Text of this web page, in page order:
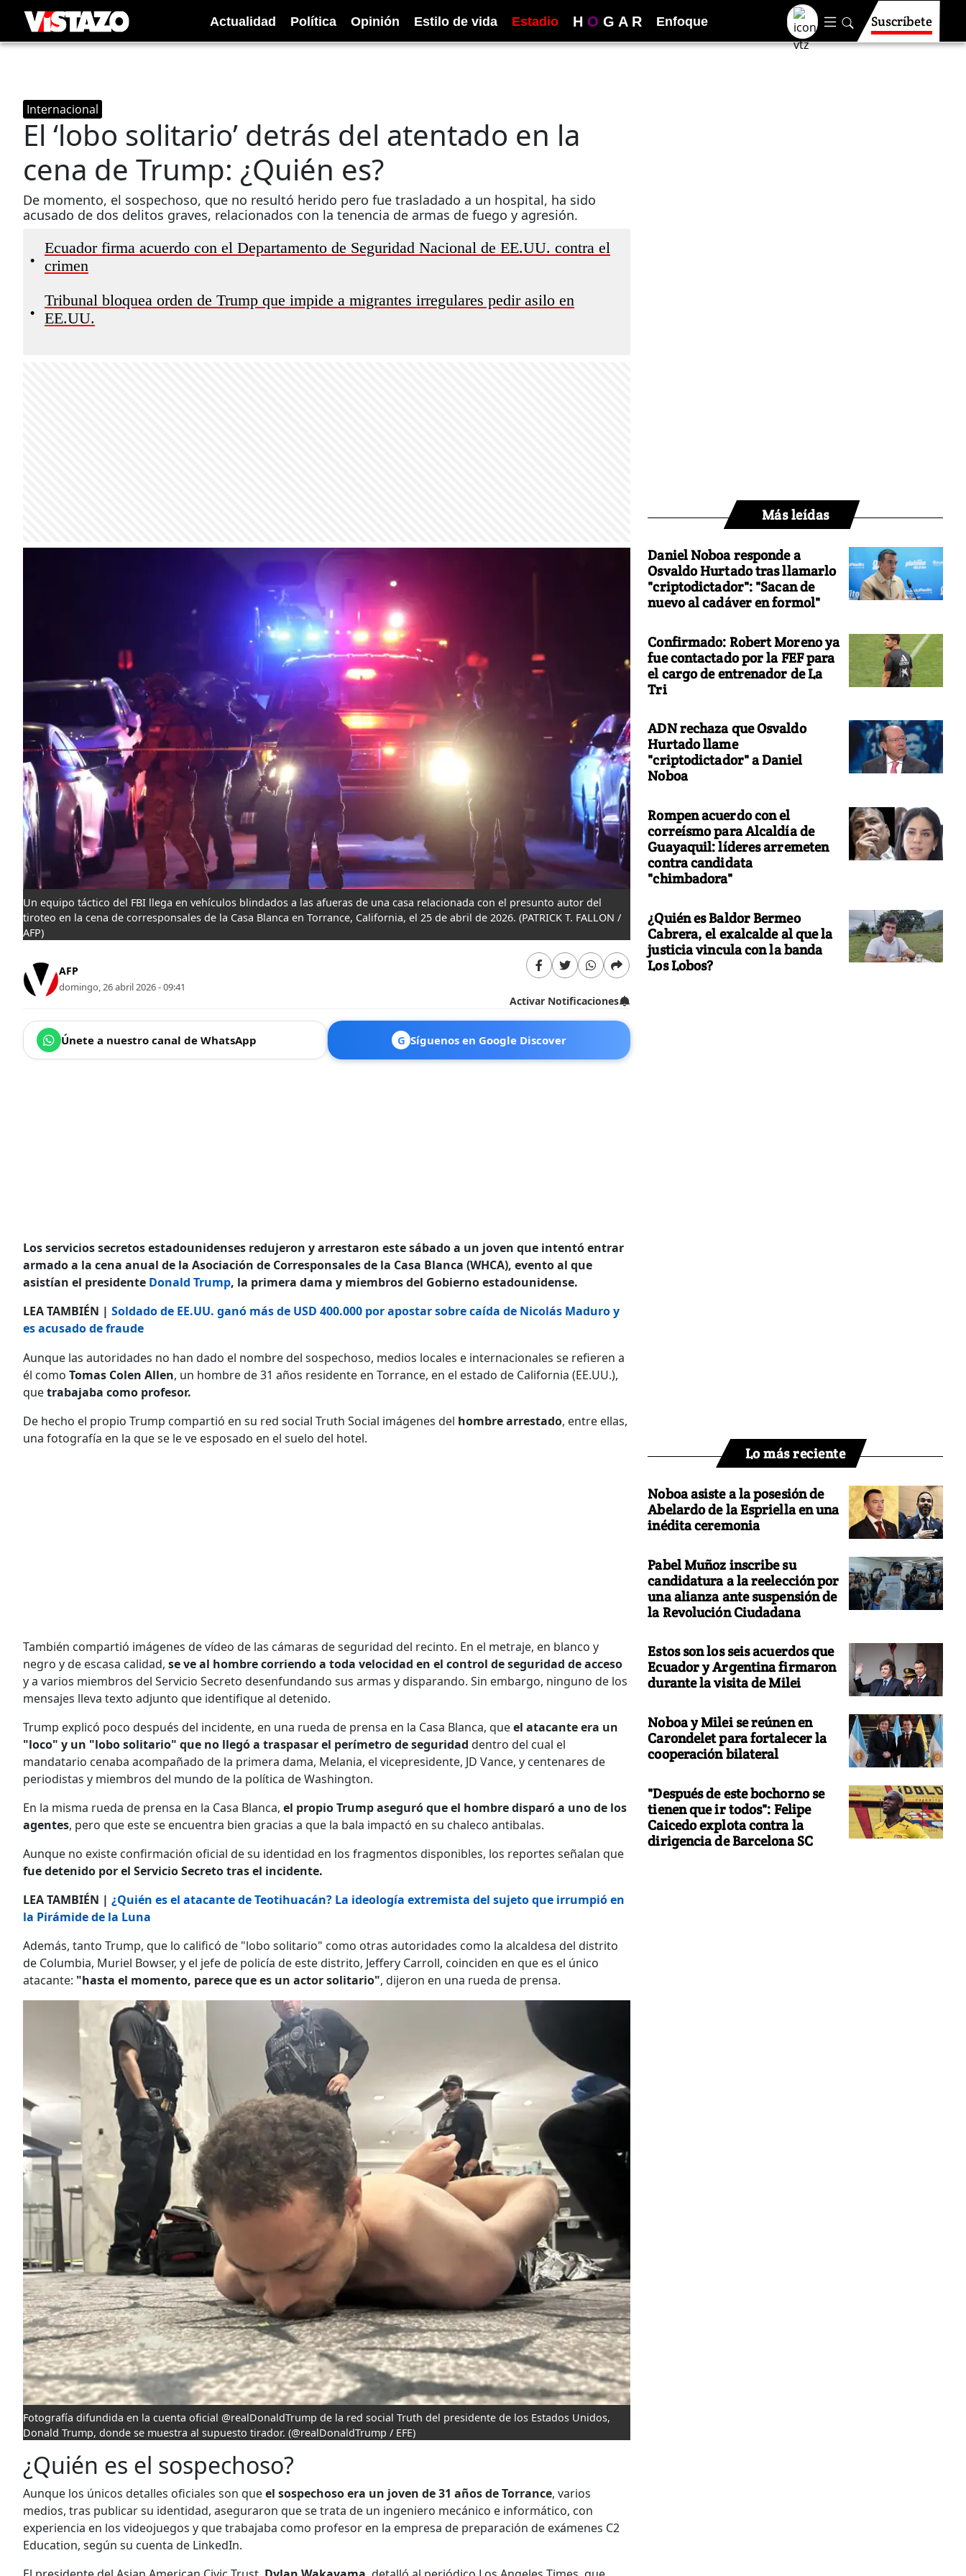
Actualidad Política Opinión Estilo de vida Estadio H O G A R Enfoque Suscríbete
Internacional
El ‘lobo solitario’ detrás del atentado en la
cena de Trump: ¿Quién es?
De momento, el sospechoso, que no resultó herido pero fue trasladado a un hospital, ha sido
acusado de dos delitos graves, relacionados con la tenencia de armas de fuego y agresión.
•
Ecuador firma acuerdo con el Departamento de Seguridad Nacional de EE.UU. contra el
crimen
•
Tribunal bloquea orden de Trump que impide a migrantes irregulares pedir asilo en
EE.UU.
Un equipo táctico del FBI llega en vehículos blindados a las afueras de una casa relacionada con el presunto autor del
tiroteo en la cena de corresponsales de la Casa Blanca en Torrance, California, el 25 de abril de 2026. (PATRICK T. FALLON /
AFP)
AFP
domingo, 26 abril 2026 - 09:41
Activar Notificaciones
Únete a nuestro canal de WhatsApp G Síguenos en Google Discover
Los servicios secretos estadounidenses redujeron y arrestaron este sábado a un joven que intentó entrar
armado a la cena anual de la Asociación de Corresponsales de la Casa Blanca (WHCA), evento al que
asistían el presidente Donald Trump, la primera dama y miembros del Gobierno estadounidense.
LEA TAMBIÉN | Soldado de EE.UU. ganó más de USD 400.000 por apostar sobre caída de Nicolás Maduro y
es acusado de fraude
Aunque las autoridades no han dado el nombre del sospechoso, medios locales e internacionales se refieren a
él como Tomas Colen Allen, un hombre de 31 años residente en Torrance, en el estado de California (EE.UU.),
quetrabajaba como profesor.
De hecho el propio Trump compartió en su red social Truth Social imágenes del hombre arrestado, entre ellas,
una fotografía en la que se le ve esposado en el suelo del hotel.
También compartió imágenes de vídeo de las cámaras de seguridad del recinto. En el metraje, en blanco y
negro y de escasa calidad, se ve al hombre corriendo a toda velocidad en el control de seguridad de acceso
y a varios miembros del Servicio Secreto desenfundando sus armas y disparando. Sin embargo, ninguno de los
mensajes lleva texto adjunto que identifique al detenido.
Trump explicó poco después del incidente, en una rueda de prensa en la Casa Blanca, queel atacante era un
"loco" y un "lobo solitario" que no llegó a traspasar el perímetro de seguridad dentro del cual el
mandatario cenaba acompañado de la primera dama, Melania, el vicepresidente, JD Vance, y centenares de
periodistas y miembros del mundo de la política de Washington.
En la misma rueda de prensa en la Casa Blanca, el propio Trump aseguró que el hombre disparó a uno de los
agentes, pero que este se encuentra bien gracias a que la bala impactó en su chaleco antibalas.
Aunque no existe confirmación oficial de su identidad en los fragmentos disponibles, los reportes señalan que
fue detenido por el Servicio Secreto tras el incidente.
LEA TAMBIÉN | ¿Quién es el atacante de Teotihuacán? La ideología extremista del sujeto que irrumpió en
la Pirámide de la Luna
Además, tanto Trump, que lo calificó de "lobo solitario" como otras autoridades como la alcaldesa del distrito
de Columbia, Muriel Bowser, y el jefe de policía de este distrito, Jeffery Carroll, coinciden en que es el único
atacante: "hasta el momento, parece que es un actor solitario", dijeron en una rueda de prensa.
Fotografía difundida en la cuenta oficial @realDonaldTrump de la red social Truth del presidente de los Estados Unidos,
Donald Trump, donde se muestra al supuesto tirador. (@realDonaldTrump / EFE)
¿Quién es el sospechoso?
Aunque los únicos detalles oficiales son queel sospechoso era un joven de 31 años de Torrance, varios
medios, tras publicar su identidad, aseguraron que se trata de un ingeniero mecánico e informático, con
experiencia en los videojuegos y que trabajaba como profesor en la empresa de preparación de exámenes C2
Education, según su cuenta de LinkedIn.
Más leídas
Daniel Noboa responde a
Osvaldo Hurtado tras llamarlo
"criptodictador": "Sacan de
nuevo al cadáver en formol"
Confirmado: Robert Moreno ya
fue contactado por la FEF para
el cargo de entrenador de La
Tri
ADN rechaza que Osvaldo
Hurtado llame
"criptodictador" a Daniel
Noboa
Rompen acuerdo con el
correísmo para Alcaldía de
Guayaquil: líderes arremeten
contra candidata
"chimbadora"
¿Quién es Baldor Bermeo
Cabrera, el exalcalde al que la
justicia vincula con la banda
Los Lobos?
Lo más reciente
Noboa asiste a la posesión de
Abelardo de la Espriella en una
inédita ceremonia
Pabel Muñoz inscribe su
candidatura a la reelección por
una alianza ante suspensión de
la Revolución Ciudadana
Estos son los seis acuerdos que
Ecuador y Argentina firmaron
durante la visita de Milei
Noboa y Milei se reúnen en
Carondelet para fortalecer la
cooperación bilateral
"Después de este bochorno se
tienen que ir todos": Felipe
Caicedo explota contra la
dirigencia de Barcelona SC